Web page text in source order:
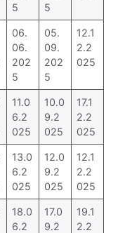
5
5
06.
06.
202
5
05.
09.
202
5
12.1
2.2
025
11.0
6.2
025
10.0
9.2
025
17.1
2.2
025
13.0
6.2
025
12.0
9.2
025
12.1
2.2
025
18.0
6.2
17.0
9.2
19.1
2.2